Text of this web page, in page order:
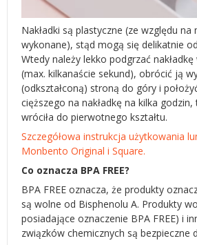
Nakładki są plastyczne (ze względu na
wykonane), stąd mogą się delikatnie
Wtedy należy lekko podgrzać
(max. kilkanaście sekund), obrócić ją
(odkształconą) stroną do góry i
cięższego na nakładkę na kilka godzin,
wróciła do pierwotnego kształtu.
Szczegółowa instrukcja użytkowania
Monbento Original i Square.
Co oznacza BPA FREE?
BPA FREE oznacza, że produkty
są wolne od Bisphenolu A. Produkty
posiadające oznaczenie BPA FREE) i
związków chemicznych są bezpieczne